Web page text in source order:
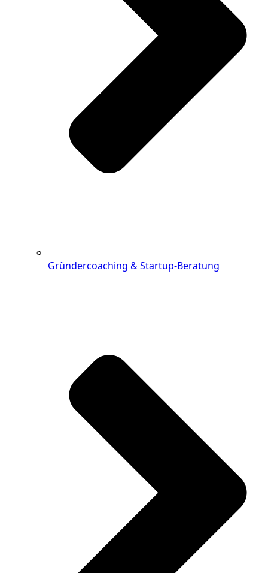
Gründercoaching & Startup-Beratung